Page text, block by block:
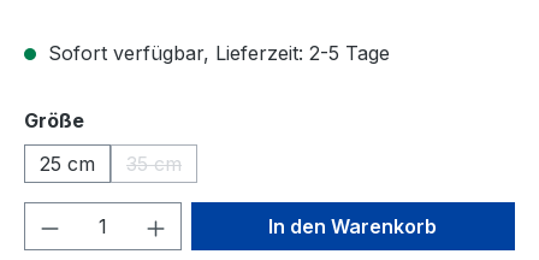
Sofort verfügbar, Lieferzeit: 2-5 Tage
Größeauswählen
25 cm
35 cm
(Diese Option ist zurzeit nicht verfügbar.)
Produkt Anzahl: Gib denIn den Warenkorb